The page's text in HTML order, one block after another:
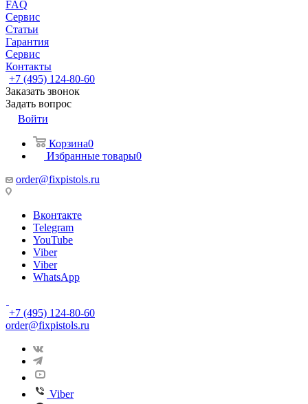
FAQ
Сервис
Статьи
Гарантия
Сервис
Контакты
+7 (495) 124-80-60
Заказать звонок
Задать вопрос
Войти
Корзина0
Избранные товары0
order@fixpistols.ru
Вконтакте
Telegram
YouTube
Viber
Viber
WhatsApp
+7 (495) 124-80-60
order@fixpistols.ru
Viber